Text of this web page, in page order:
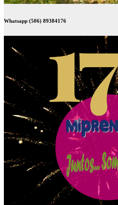
Whatsapp (506) 89384176